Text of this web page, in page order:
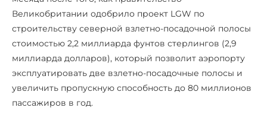
Великобритании одобрило проект LGW по
строительству северной взлетно-посадочной полосы
стоимостью 2,2 миллиарда фунтов стерлингов (2,9
миллиарда долларов), который позволит аэропорту
эксплуатировать две взлетно-посадочные полосы и
увеличить пропускную способность до 80 миллионов
пассажиров в год.